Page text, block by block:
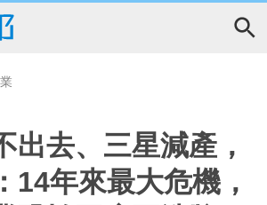
出去、三星減產，
14年來最大危機，